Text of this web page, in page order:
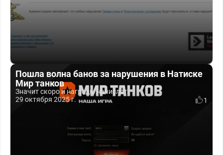
Пошла волна банов за нарушения в Натиске
Мир танков
Значит скоро и награды начислят.
29 октября 2025 г.
1